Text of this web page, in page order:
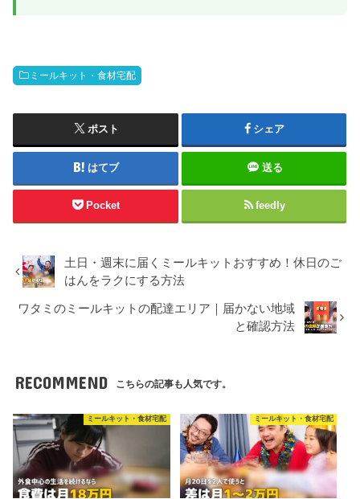
ミールキット・食材宅配
ポスト シェア
はてブ 送る
Pocket feedly
土日・週末に届くミールキットおすすめ！休日のご
はんをラクにする方法
ワタミのミールキットの配達エリア｜届かない地域
と確認方法
RECOMMEND こちらの記事も人気です。
ミールキット・食材宅配 ミールキット・食材宅配